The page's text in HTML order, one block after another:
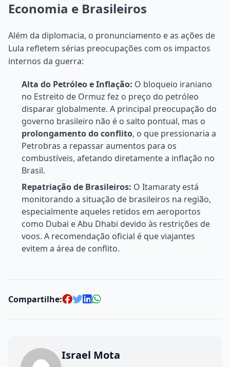
Economia e Brasileiros
Além da diplomacia, o pronunciamento e as ações de
Lula refletem sérias preocupações com os impactos
internos da guerra:
Alta do Petróleo e Inflação: O bloqueio iraniano
no Estreito de Ormuz fez o preço do petróleo
disparar globalmente. A principal preocupação do
governo brasileiro não é o salto pontual, mas o
prolongamento do conflito, o que pressionaria a
Petrobras a repassar aumentos para os
combustíveis, afetando diretamente a inflação no
Brasil.
Repatriação de Brasileiros: O Itamaraty está
monitorando a situação de brasileiros na região,
especialmente aqueles retidos em aeroportos
como Dubai e Abu Dhabi devido às restrições de
voos. A recomendação oficial é que viajantes
evitem a área de conflito.
Compartilhe:
Israel Mota